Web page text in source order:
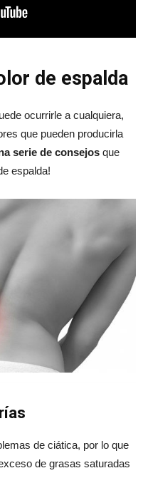
de espalda
ocurrirle a cualquiera,
que pueden producirla
serie de consejos que
espalda!
de ciática, por lo que
de grasas saturadas